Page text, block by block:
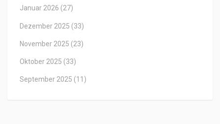
Januar 2026 (27)
Dezember 2025 (33)
November 2025 (23)
Oktober 2025 (33)
September 2025 (11)